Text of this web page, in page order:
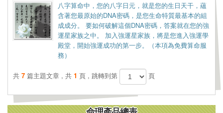
八字算命中，您的八字日元，就是您的生日天干，蘊
含著您最原始的DNA密碼，是您生命特質最基本的組
成成分。 要如何破解這個DNA密碼，答案就在您的強
運星家族之中。 加入強運星家族，將是您進入強運學
殿堂，開始強運成功的第一步。（本項為免費算命服
務）
共 7 篇主題文章 , 共 1 頁 , 跳轉到第 頁